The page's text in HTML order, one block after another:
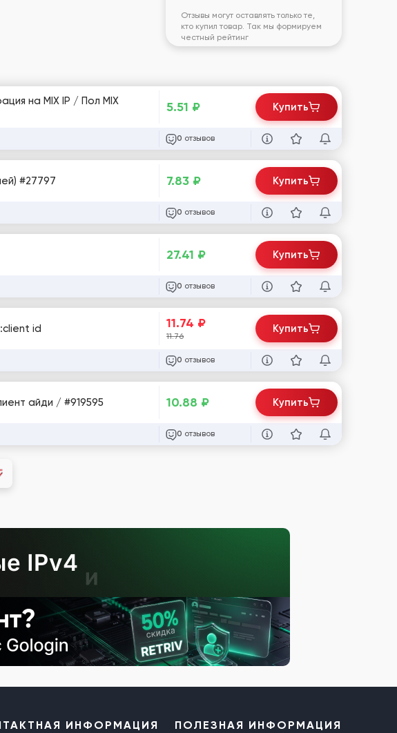
Отзывы могут оставлять только те,
кто купил товар. Так мы формируем
честный рейтинг
на MIX IP / Пол MIX
5.51 ₽
0 отзывов
Купить
#27797 7.83 ₽
0 отзывов
Купить
27.41 ₽
0 отзывов
Купить
id 11.74 ₽
11.76
0 отзывов
Купить
Outlook Автореги / Зарегистрированы в 2022 году / В комплекте рефреш токен + клиент айди / #919595 10.88 ₽
0 отзывов
Купить
ИНФОРМАЦИЯ ПОЛЕЗНАЯ ИНФОРМАЦИЯ